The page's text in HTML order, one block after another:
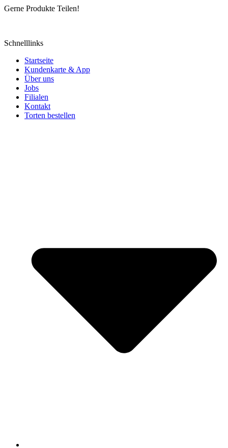
Gerne Produkte Teilen!
Schnelllinks
Startseite
Kundenkarte & App
Über uns
Jobs
Filialen
Kontakt
Torten bestellen